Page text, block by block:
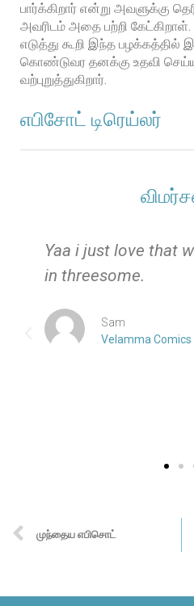
பார்க்கிறார் என்று அவளுக்கு
அவரிடம் அதை பற்றி
எடுத்து கூறி இந்த பழக்கத்தில்
கொண்டுவர தனக்கு உதவி
வற்புறுத்துகிறார்.
எபிசோட் டிரெய்லர்
Yaa i just love that
in threesome.
Sam
Velamma
முந்தைய எபிசொட்